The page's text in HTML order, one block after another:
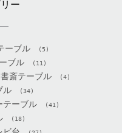
ー
ーブル (5)
ブル (11)
斎テーブル (4)
ル (34)
テーブル (41)
(18)